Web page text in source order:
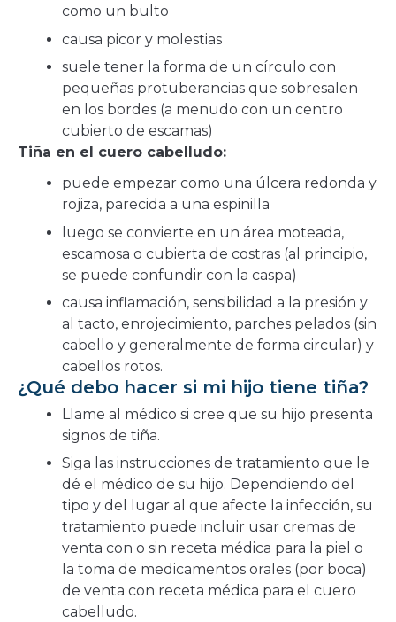
como un bulto
causa picor y molestias
suele tener la forma de un círculo con
pequeñas protuberancias que sobresalen
en los bordes (a menudo con un centro
cubierto de escamas)
Tiña en el cuero cabelludo:
puede empezar como una úlcera redonda y
rojiza, parecida a una espinilla
luego se convierte en un área moteada,
escamosa o cubierta de costras (al principio,
se puede confundir con la caspa)
causa inflamación, sensibilidad a la presión y
al tacto, enrojecimiento, parches pelados (sin
cabello y generalmente de forma circular) y
cabellos rotos.
¿Qué debo hacer si mi hijo tiene tiña?
Llame al médico si cree que su hijo presenta
signos de tiña.
Siga las instrucciones de tratamiento que le
dé el médico de su hijo. Dependiendo del
tipo y del lugar al que afecte la infección, su
tratamiento puede incluir usar cremas de
venta con o sin receta médica para la piel o
la toma de medicamentos orales (por boca)
de venta con receta médica para el cuero
cabelludo.